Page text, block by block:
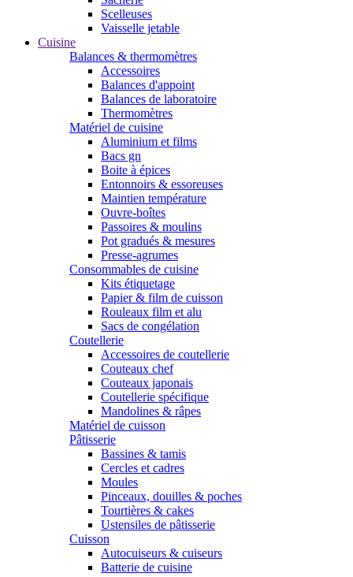
Scelleuses
Vaisselle jetable
Cuisine
Balances & thermomètres
Accessoires
Balances d'appoint
Balances de laboratoire
Thermomètres
Matériel de cuisine
Aluminium et films
Bacs gn
Boite à épices
Entonnoirs & essoreuses
Maintien température
Ouvre-boîtes
Passoires & moulins
Pot gradués & mesures
Presse-agrumes
Consommables de cuisine
Kits étiquetage
Papier & film de cuisson
Rouleaux film et alu
Sacs de congélation
Coutellerie
Accessoires de coutellerie
Couteaux chef
Couteaux japonais
Coutellerie spécifique
Mandolines & râpes
Matériel de cuisson
Pâtisserie
Bassines & tamis
Cercles et cadres
Moules
Pinceaux, douilles & poches
Tourtières & cakes
Ustensiles de pâtisserie
Cuisson
Autocuiseurs & cuiseurs
Batterie de cuisine